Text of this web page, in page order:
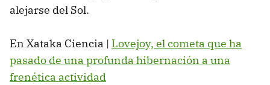
alejarse del Sol.
En Xataka Ciencia | Lovejoy, el cometa que ha
pasado de una profunda hibernación a una
frenética actividad